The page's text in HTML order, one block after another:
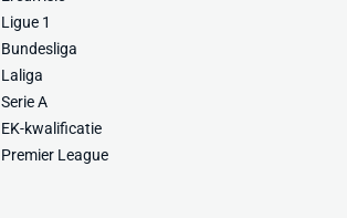
Ligue 1
Bundesliga
Laliga
Serie A
EK-kwalificatie
Premier League